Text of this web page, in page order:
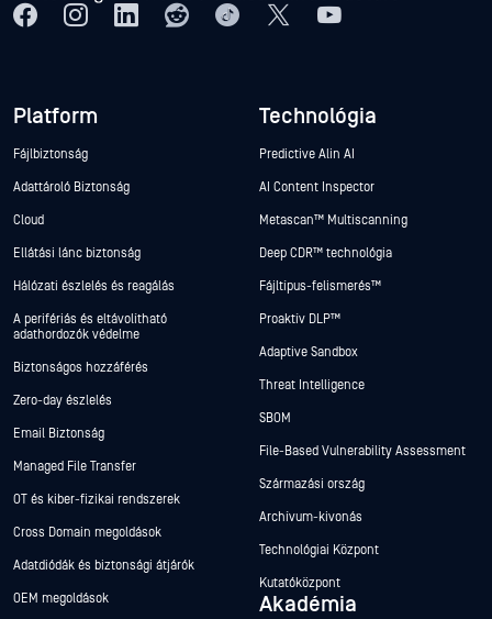
Platform
Fájlbiztonság
Adattároló Biztonság
Cloud
Ellátási lánc biztonság
Hálózati észlelés és reagálás
A perifériás és eltávolítható
adathordozók védelme
Biztonságos hozzáférés
Zero-day észlelés
Email Biztonság
Managed File Transfer
OT és kiber-fizikai rendszerek
Cross Domain megoldások
Adatdiódák és biztonsági átjárók
OEM megoldások
Technológia
Predictive Alin AI
AI Content Inspector
Metascan™ Multiscanning
Deep CDR™ technológia
Fájltípus-felismerés™
Proaktív DLP™
Adaptive Sandbox
Threat Intelligence
SBOM
File-Based Vulnerability Assessment
Származási ország
Archívum-kivonás
Technológiai Központ
Kutatóközpont
Akadémia